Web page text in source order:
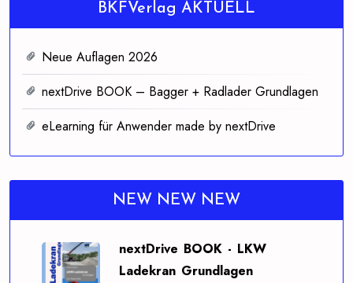
BKFVerlag AKTUELL
Neue Auflagen 2026
nextDrive BOOK – Bagger + Radlader Grundlagen
eLearning für Anwender made by nextDrive
NEW NEW NEW
nextDrive BOOK - LKW
Ladekran Grundlagen